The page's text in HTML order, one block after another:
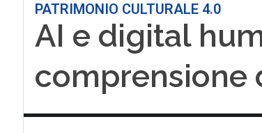
PATRIMONIO CULTURALE 4.0
AI e digital
comprensione